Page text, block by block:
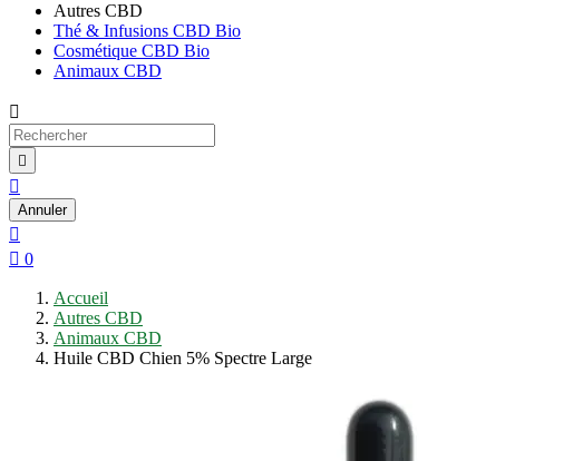
Autres CBD
Thé & Infusions CBD Bio
Cosmétique CBD Bio
Animaux CBD



Annuler

 0
Accueil
Autres CBD
Animaux CBD
Huile CBD Chien 5% Spectre Large